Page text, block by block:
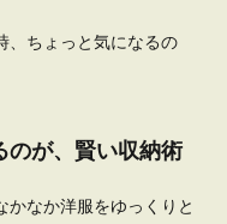
の配置はベッドか
屋は、家具の配置を考えるの
、ちょっと気になるの
のが、賢い収納術
かなか洋服をゆっくりと